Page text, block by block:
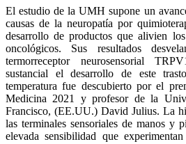
El estudio de la UMH supone un
causas de la neuropatía por
desarrollo de productos que alivien
oncológicos. Sus resultados
termorreceptor neurosensorial
sustancial el desarrollo de este
temperatura fue descubierto por el
Medicina 2021 y profesor de la
Francisco, (EE.UU.) David Julius. La
las terminales sensoriales de manos y
elevada sensibilidad que